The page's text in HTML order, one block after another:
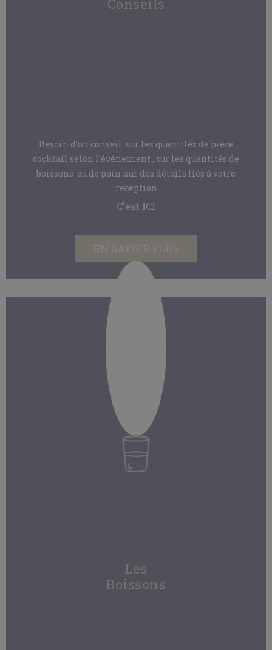
Conseils
Besoin d'un conseil sur les quantités de pièce
cocktail selon l'événement , sur les quantités de
boissons ou de pain ,sur des détails liés à votre
reception
C'est ICI
EN SAVOIR PLUS
Les
Boissons